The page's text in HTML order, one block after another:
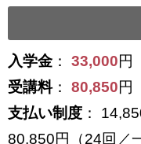
入学金 ： 33,000円
受講料： 80,850円
支払い制度 ：
80,850円（24回／